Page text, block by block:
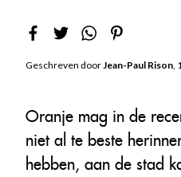
Geschreven doorJean-Paul Rison,
Oranje mag in de
niet al te beste
hebben, aan de stad